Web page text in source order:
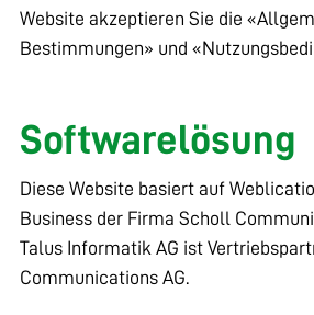
Website akzeptieren Sie die «
Bestimmungen» und «
Softwarelösung
Diese Website basiert auf
Business der Firma Scholl
Talus Informatik AG ist
Communications AG.